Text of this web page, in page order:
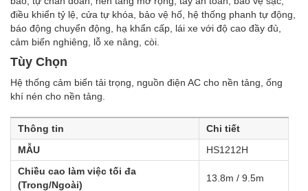
điều khiển tỷ lệ, cửa tự khóa, bảo vệ hố, hệ thống phanh tự động,
báo động chuyển động, hạ khẩn cấp, lái xe với độ cao đầy đủ,
cảm biến nghiêng, lỗ xe nâng, còi.
Tùy Chọn
Hệ thống cảm biến tải trọng, nguồn điện AC cho nền tảng, ống
khí nén cho nền tảng.
Thông tin
Chi tiết
MẪU
HS1212H
Chiều cao làm việc tối đa
(Trong/Ngoài)
13.8m / 9.5m